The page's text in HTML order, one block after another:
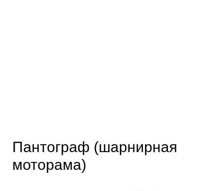
Пантограф (шарнирная
моторама)